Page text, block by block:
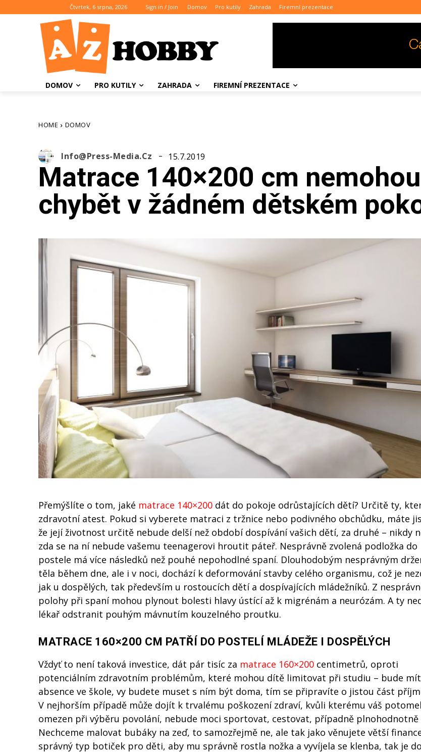
Čtvrtek, 6 srpna, 2026 Sign in / Join Domov Pro kutily Zahrada Firemní prezentace
DOMOV PRO KUTILY ZAHRADA FIREMNÍ PREZENTACE
HOME DOMOV
Info@press-Media.cz 15.7.2019
Matrace 140×200 cm nemohou
chybět v žádném dětském
Přemýšlíte o tom, jaké matrace 140×200 dát do pokoje odrůstajících dětí? Určitě ty,
zdravotní atest. Pokud si vyberete matraci z tržnice nebo podivného obchůdku, máte
že její životnost určitě nebude delší než období dospívání vašich dětí, za druhé – nikdy
zda se na ní nebude vašemu teenagerovi hroutit páteř. Nesprávně zvolená podložka do
postele má více následků než pouhé nepohodlné spaní. Dlouhodobým nesprávným
těla během dne, ale i v noci, dochází k deformování stavby celého organismu, což je
jak u dospělých, tak především u rostoucích dětí a dospívajících mládežníků. Z
polohy při spaní mohou plynout bolesti hlavy ústící až k migrénám a neurózám. A ty
lékař odstranit pouhým mávnutím kouzelného proutku.
MATRACE 160×200 CM PATŘÍ DO POSTELÍ MLÁDEŽE I DOSPĚLÝCH
Vždyť to není taková investice, dát pár tisíc za matrace 160×200 centimetrů, oproti
potenciálním zdravotním problémům, které mohou dítě limitovat při studiu – bude
absence ve škole, vy budete muset s ním být doma, tím se připravíte o jistou část
V nejhorším případě může dojít k trvalému poškození zdraví, kvůli kterému váš
omezen při výběru povolání, nebude moci sportovat, cestovat, případně plnohodnotně
Nechceme malovat bubáky na zeď, to samozřejmě ne, ale tak jako věnujete větší
správný typ botiček pro děti, aby mu správně rostla nožka a vyvíjela se klenba, tak je